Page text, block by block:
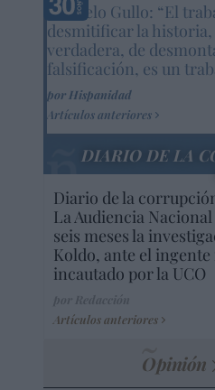
Marcelo Gullo: “El
desmitificar la historia,
verdadera, de
falsificación, es un
por Hispanidad
Artículos anteriores
DIARIO DE LA
Diario de la
La Audiencia
seis meses la
Koldo, ante el
incautado por la UCO
Artículos anteriores
Opinión